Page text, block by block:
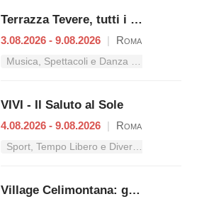
Terrazza Tevere, tutti i concerti dal 3 al 9 agosto
3.08.2026 - 9.08.2026 | Roma
Musica, Spettacoli e Danza nel Lazio
VIVI - Il Saluto al Sole
4.08.2026 - 9.08.2026 | Roma
Sport, Tempo Libero e Divertimento nel Lazio
Village Celimontana: gli appuntamenti dal 3 al 9 agosto